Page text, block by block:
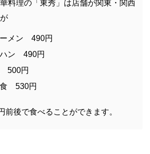
料理の「東秀」は店舗が関東・関西
メン 490円
ン 490円
500円
530円
前後で食べることができます。